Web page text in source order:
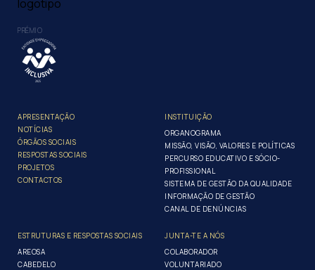
PRÉMIO
APRESENTAÇÃO
NOTÍCIAS
ÓRGÃOS SOCIAIS
RESPOSTAS SOCIAIS
PROJETOS
CONTACTOS
INSTITUIÇÃO
ORGANOGRAMA
MISSÃO, VISÃO, VALORES E POLÍTICAS
PERCURSO EDUCATIVO E SÓCIO-
PROFISSIONAL
SISTEMA DE GESTÃO DA QUALIDADE
INFORMAÇÃO DE GESTÃO
CANAL DE DENÚNCIAS
ESTRUTURAS E RESPOSTAS SOCIAIS
AREOSA
CABEDELO
JUNTA-TE A NÓS
COLABORADOR
VOLUNTARIADO